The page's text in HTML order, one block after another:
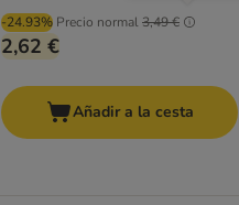
-24.93% Precio normal3,49 €
2,62 €
Añadir a la cesta